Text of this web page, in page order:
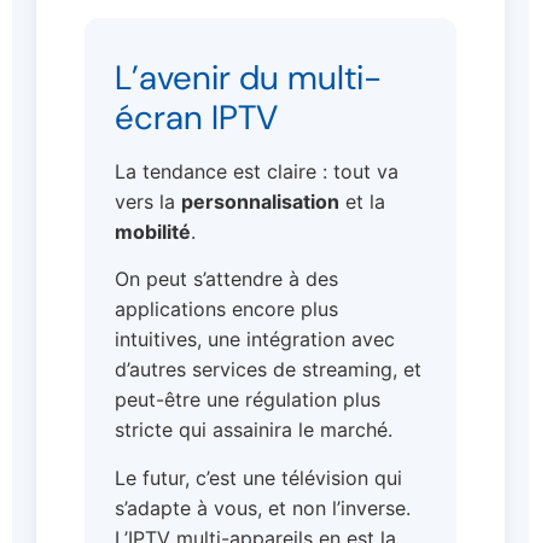
L’avenir du multi-
écran IPTV
La tendance est claire : tout va
vers la personnalisation et la
mobilité.
On peut s’attendre à des
applications encore plus
intuitives, une intégration avec
d’autres services de streaming, et
peut-être une régulation plus
stricte qui assainira le marché.
Le futur, c’est une télévision qui
s’adapte à vous, et non l’inverse.
L’IPTV multi-appareils en est la